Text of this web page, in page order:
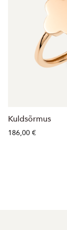
Kuldsõrmus
186,00 €